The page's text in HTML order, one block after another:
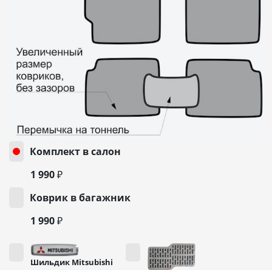
Комплект в салон
1 990 ₽
Коврик в багажник
1 990 ₽
Шильдик Mitsubishi